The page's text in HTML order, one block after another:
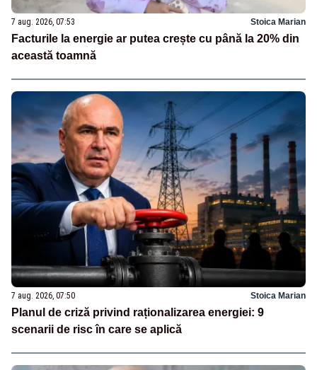
7 aug. 2026, 07:53 Stoica Marian
Facturile la energie ar putea crește cu până la 20% din
această toamnă
7 aug. 2026, 07:50 Stoica Marian
Planul de criză privind raționalizarea energiei: 9
scenarii de risc în care se aplică